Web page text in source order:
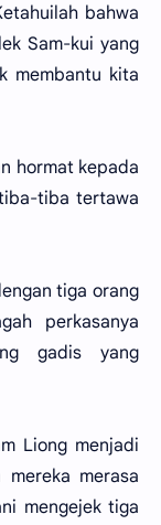
bahwa
Sam-kui yang
membantu kita
hormat kepada
tiba tertawa
tiga orang
perkasanya
gadis yang
Liong menjadi
merasa
mengejek tiga